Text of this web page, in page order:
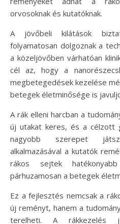
orvosoknak és kutatóknak.
A jövőbeli kilátások
folyamatosan dolgoznak a
a közeljövőben várhatóan
cél az, hogy a
megbetegedések kezelése
betegek életminősége is
A rák elleni harcban a
új utakat keres, és a célzott
nagyobb szerepet
alkalmazásával a kutatók
rákos sejtek
párhuzamosan a betegek
Ez a fejlesztés nemcsak a
új reményt, hanem a
terelheti. A